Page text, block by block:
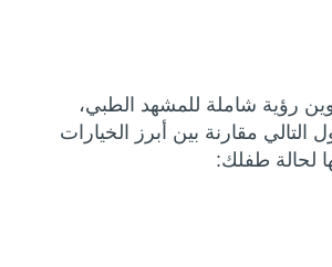
رؤية شاملة للمشهد الطبي،
مقارنة بين أبرز الخيارات
لحالة طفلك: